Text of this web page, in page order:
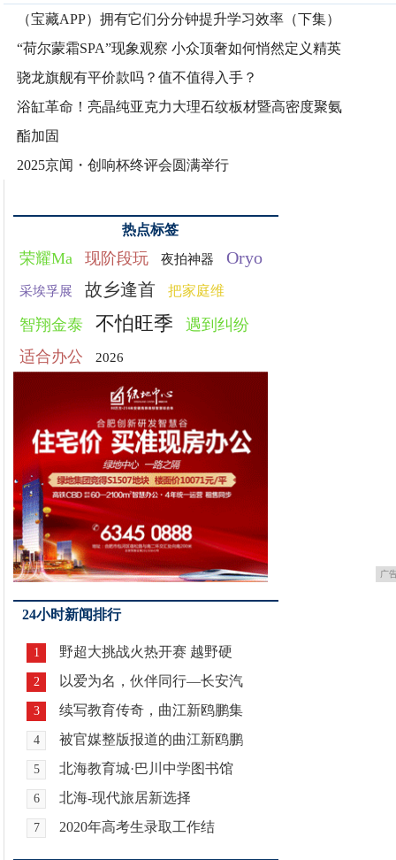
（宝藏APP）拥有它们分分钟提升学习效率（下集）
“荷尔蒙霜SPA”现象观察 小众顶奢如何悄然定义精英
骁龙旗舰有平价款吗？值不值得入手？
浴缸革命！亮晶纯亚克力大理石纹板材暨高密度聚氨
酯加固
2025京闻・创响杯终评会圆满举行
热点标签
荣耀Ma 现阶段玩 夜拍神器 Oryo
采埃孚展 故乡逢首 把家庭维
智翔金泰 不怕旺季
遇到纠纷
适合办公
2026
广
24小时新闻排行
1 野超大挑战火热开赛 越野硬
2 以爱为名，伙伴同行—长安汽
3 续写教育传奇，曲江新鸥鹏集
4 被官媒整版报道的曲江新鸥鹏
5 北海教育城·巴川中学图书馆
6 北海-现代旅居新选择
7 2020年高考生录取工作结